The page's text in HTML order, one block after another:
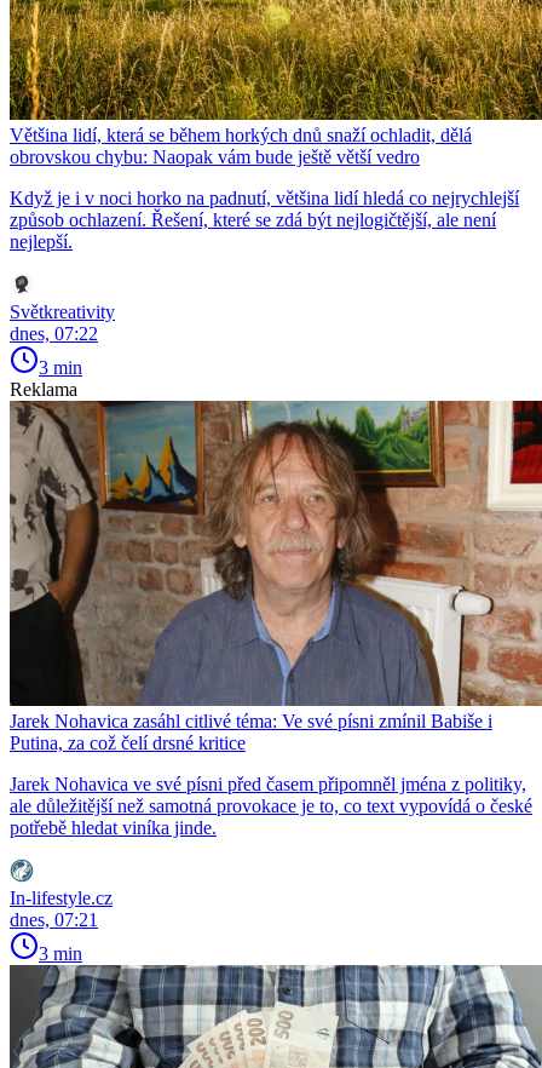
Většina lidí, která se během horkých dnů snaží ochladit, dělá
obrovskou chybu: Naopak vám bude ještě větší vedro
Když je i v noci horko na padnutí, většina lidí hledá co nejrychlejší
způsob ochlazení. Řešení, které se zdá být nejlogičtější, ale není
nejlepší.
Světkreativity
dnes, 07:22
3 min
Reklama
Jarek Nohavica zasáhl citlivé téma: Ve své písni zmínil Babiše i
Putina, za což čelí drsné kritice
Jarek Nohavica ve své písni před časem připomněl jména z politiky,
ale důležitější než samotná provokace je to, co text vypovídá o české
potřebě hledat viníka jinde.
In-lifestyle.cz
dnes, 07:21
3 min